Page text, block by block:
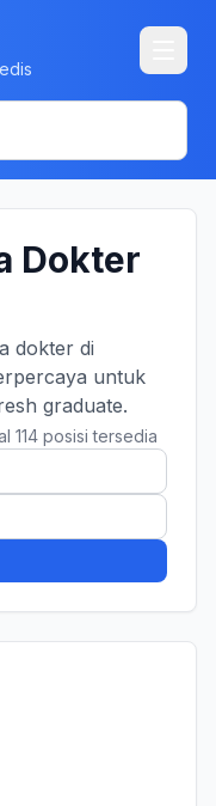
Dokter
dokter di
untuk
graduate.
114 posisi tersedia